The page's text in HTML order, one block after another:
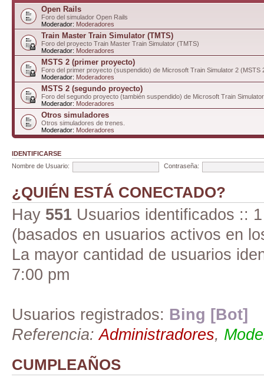
Open Rails
Foro del simulador Open Rails
Moderador: Moderadores
Train Master Train Simulator (TMTS)
Foro del proyecto Train Master Train Simulator (TMTS)
Moderador: Moderadores
MSTS 2 (primer proyecto)
Foro del primer proyecto (suspendido) de Microsoft Train Simulator 2 (MSTS
Moderador: Moderadores
MSTS 2 (segundo proyecto)
Foro del segundo proyecto (también suspendido) de Microsoft Train
Moderador: Moderadores
Otros simuladores
Otros simuladores de trenes.
Moderador: Moderadores
IDENTIFICARSE
Nombre de Usuario:
Contraseña:
¿QUIÉN ESTÁ CONECTADO?
Hay 551 Usuarios identificados ::
(basados en usuarios activos en
La mayor cantidad de usuarios
7:00 pm
Usuarios registrados: Bing [Bot]
Referencia:Administradores,
CUMPLEAÑOS